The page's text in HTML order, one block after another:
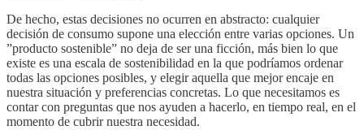
De hecho, estas decisiones no ocurren en abstracto: cualquier
decisión de consumo supone una elección entre varias opciones. Un
”producto sostenible” no deja de ser una ficción, más bien lo que
existe es una escala de sostenibilidad en la que podríamos ordenar
todas las opciones posibles, y elegir aquella que mejor encaje en
nuestra situación y preferencias concretas. Lo que necesitamos es
contar con preguntas que nos ayuden a hacerlo, en tiempo real, en el
momento de cubrir nuestra necesidad.